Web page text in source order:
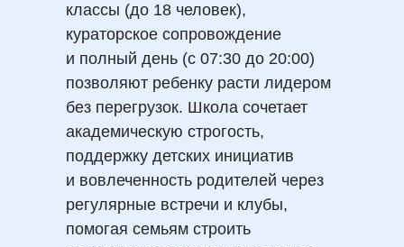
классы (до 18 человек),
кураторское сопровождение
и полный день (с 07:30 до 20:00)
позволяют ребенку расти лидером
без перегрузок. Школа сочетает
академическую строгость,
поддержку детских инициатив
и вовлеченность родителей через
регулярные встречи и клубы,
помогая семьям строить